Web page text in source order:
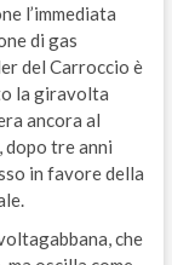
l’immediata
di gas
del Carroccio è
la giravolta
ancora al
dopo tre anni
in favore della
che